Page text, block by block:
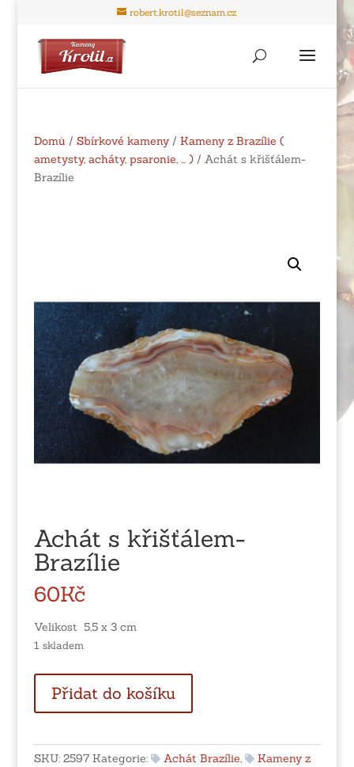
robert.krotil@seznam.cz
Domů / Sbírkové kameny/ Kameny z Brazílie (
ametysty, acháty, psaronie, ... )/ Achát s křišťálem-
Brazílie
Achát s křišťálem-
Brazílie
60Kč
Velikost 5,5 x 3 cm
1 skladem
křišťálem-
množství
Přidat do košíku
SKU: 2597 Kategorie: Achát Brazílie,
Kameny z